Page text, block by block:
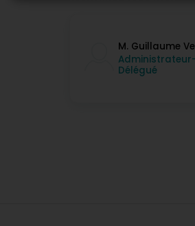
M. Guillaume
Délégué